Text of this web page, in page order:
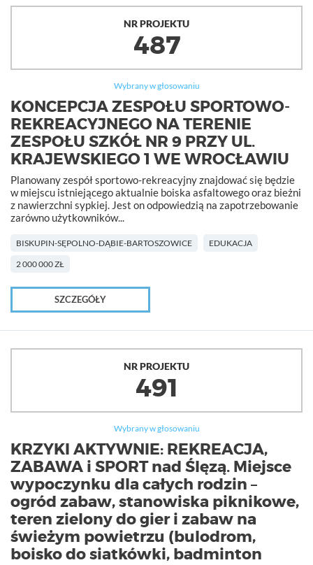
NR PROJEKTU
487
Wybrany w głosowaniu
KONCEPCJA ZESPOŁU SPORTOWO-
REKREACYJNEGO NA TERENIE
ZESPOŁU SZKÓŁ NR 9 PRZY UL.
KRAJEWSKIEGO 1 WE WROCŁAWIU
Planowany zespół sportowo-rekreacyjny znajdować się będzie
w miejscu istniejącego aktualnie boiska asfaltowego oraz bieżni
z nawierzchni sypkiej. Jest on odpowiedzią na zapotrzebowanie
zarówno użytkowników...
BISKUPIN-SĘPOLNO-DĄBIE-BARTOSZOWICE
EDUKACJA
2 000 000 ZŁ
SZCZEGÓŁY
NR PROJEKTU
491
Wybrany w głosowaniu
KRZYKI AKTYWNIE: REKREACJA,
ZABAWA i SPORT nad Ślęzą. Miejsce
wypoczynku dla całych rodzin –
ogród zabaw, stanowiska piknikowe,
teren zielony do gier i zabaw na
świeżym powietrzu (bulodrom,
boisko do siatkówki, badminton